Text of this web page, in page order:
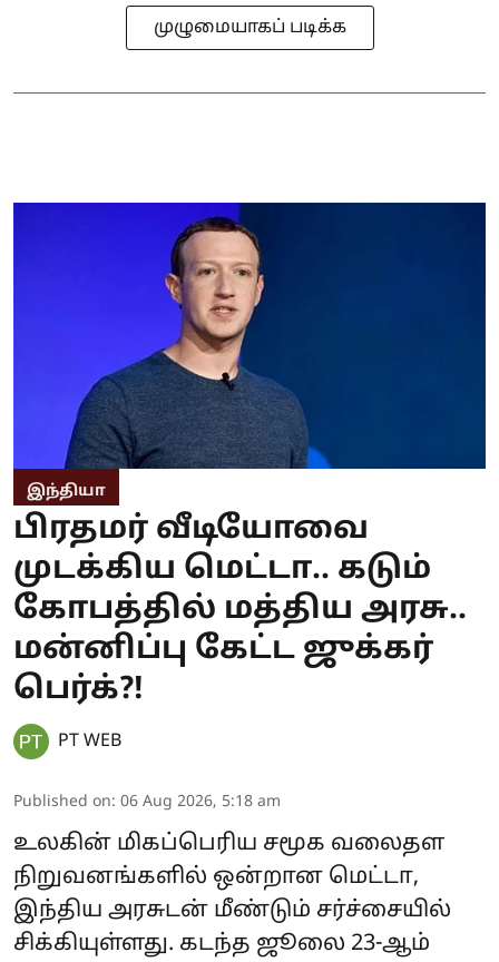
முழுமையாகப் படிக்க
இந்தியா
பிரதமர் வீடியோவை
முடக்கிய மெட்டா.. கடும்
கோபத்தில் மத்திய அரசு..
மன்னிப்பு கேட்ட ஜுக்கர்
பெர்க்?!
PT WEB
Published on: 06 Aug 2026, 5:18 am
உலகின் மிகப்பெரிய சமூக வலைதள
நிறுவனங்களில் ஒன்றான மெட்டா,
இந்திய அரசுடன் மீண்டும் சர்ச்சையில்
சிக்கியுள்ளது. கடந்த ஜூலை 23-ஆம்